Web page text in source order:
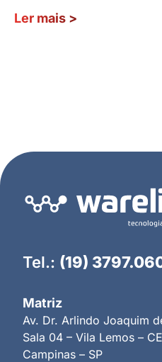
Ler mais >
Tel.: (19)
Matriz
Av. Dr. Arlindo Joaquim
Sala 04 – Vila Lemos –
Campinas – SP